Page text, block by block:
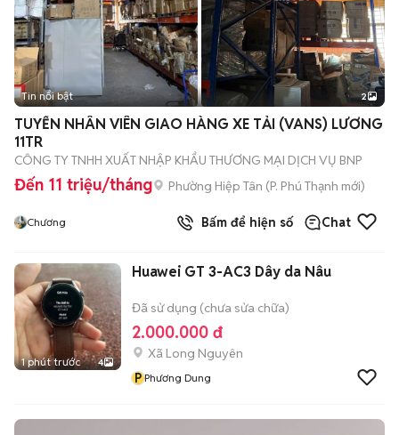
Tin nổi bật 2
TUYỂN NHÂN VIÊN GIAO HÀNG XE TẢI (VANS) LƯƠNG
11TR
CÔNG TY TNHH XUẤT NHẬP KHẨU THƯƠNG MẠI DỊCH VỤ BNP
Đến 11 triệu/tháng Phường Hiệp Tân (P. Phú Thạnh mới)
Chương Bấm để hiện số Chat
1 phút trước 4
Huawei GT 3-AC3 Dây da Nâu
Đã sử dụng (chưa sửa chữa)
2.000.000 đ
Xã Long Nguyên
P Phương Dung